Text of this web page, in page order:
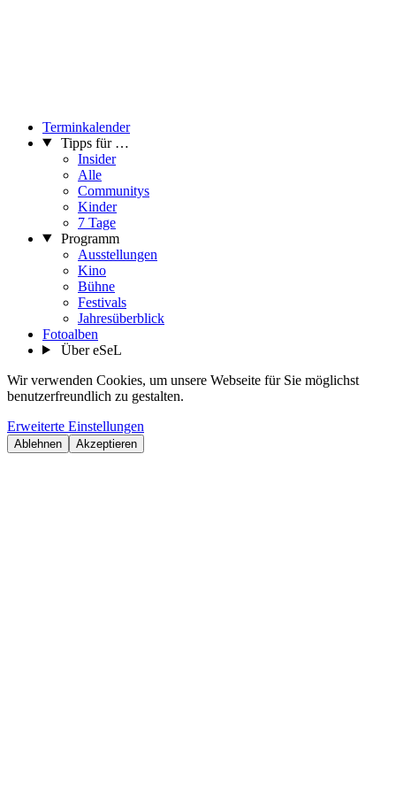
Terminkalender
Tipps für …
Insider
Alle
Communitys
Kinder
7 Tage
Programm
Ausstellungen
Kino
Bühne
Festivals
Jahresüberblick
Fotoalben
Über eSeL
Wir verwenden Cookies, um unsere Webseite für Sie möglichst
benutzerfreundlich zu gestalten.
Erweiterte Einstellungen
Ablehnen Akzeptieren